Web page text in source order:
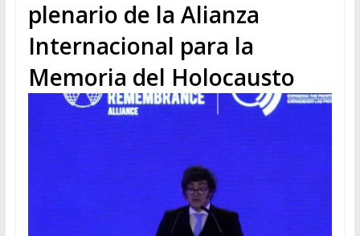
plenario de la Alianza
Internacional para la
Memoria del Holocausto